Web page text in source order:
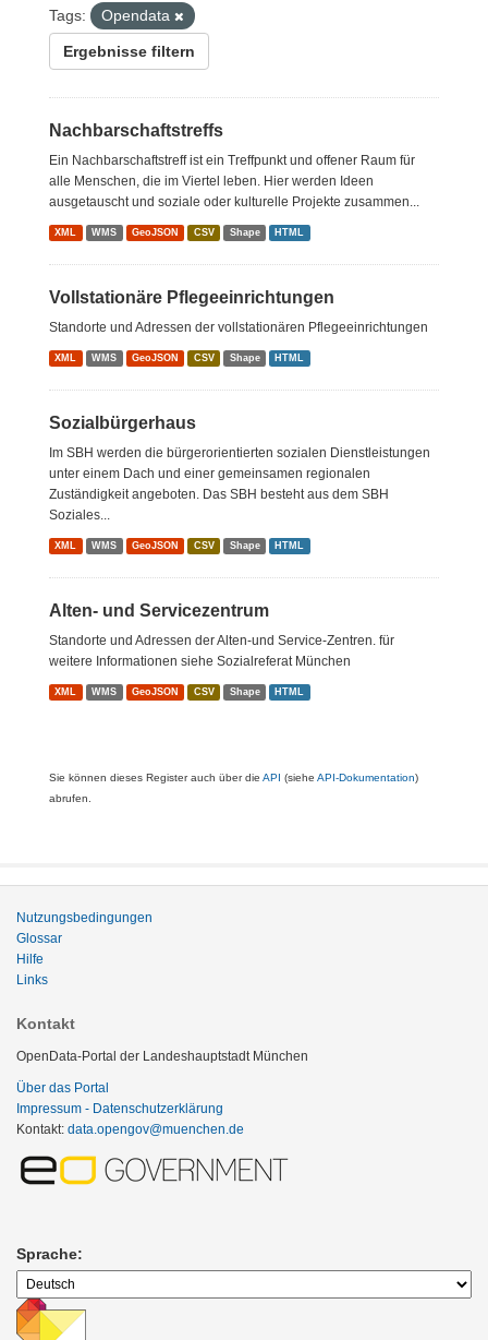
Tags:
Opendata
Ergebnisse filtern
Nachbarschaftstreffs
Ein Nachbarschaftstreff ist ein Treffpunkt und offener Raum für
alle Menschen, die im Viertel leben. Hier werden Ideen
ausgetauscht und soziale oder kulturelle Projekte zusammen...
XML WMS GeoJSON CSV Shape HTML
Vollstationäre Pflegeeinrichtungen
Standorte und Adressen der vollstationären Pflegeeinrichtungen
XML WMS GeoJSON CSV Shape HTML
Sozialbürgerhaus
Im SBH werden die bürgerorientierten sozialen Dienstleistungen
unter einem Dach und einer gemeinsamen regionalen
Zuständigkeit angeboten. Das SBH besteht aus dem SBH
Soziales...
XML WMS GeoJSON CSV Shape HTML
Alten- und Servicezentrum
Standorte und Adressen der Alten-und Service-Zentren. für
weitere Informationen siehe Sozialreferat München
XML WMS GeoJSON CSV Shape HTML
Sie können dieses Register auch über die API (siehe API-Dokumentation)
abrufen.
Nutzungsbedingungen
Glossar
Hilfe
Links
Kontakt
OpenData-Portal der Landeshauptstadt München
Über das Portal
Impressum - Datenschutzerklärung
Kontakt: data.opengov@muenchen.de
Sprache